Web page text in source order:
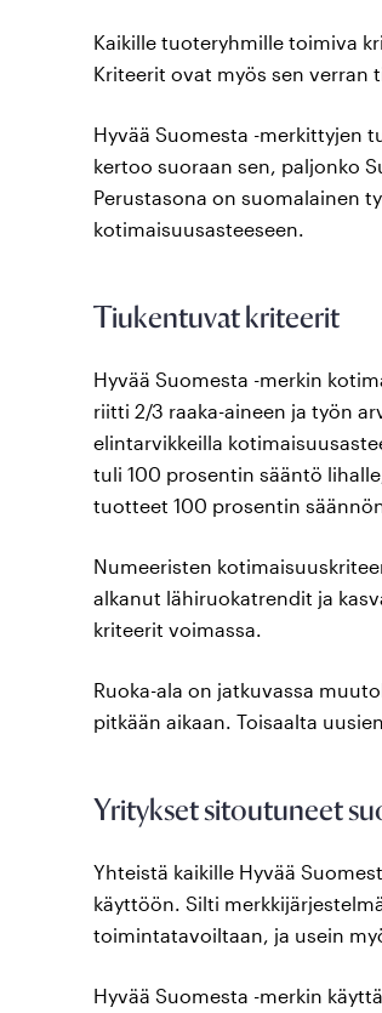
Kaikille tuoteryhmille toimiva
Kriteerit ovat myös sen verran
Hyvää Suomesta -merkittyjen
kertoo suoraan sen, paljonko
Perustasona on suomalainen
kotimaisuusasteeseen.
Tiukentuvat kriteerit
Hyvää Suomesta -merkin
riitti 2/3 raaka-aineen ja työn
elintarvikkeilla
tuli 100 prosentin sääntö
tuotteet 100 prosentin
Numeeristen
alkanut lähiruokatrendit ja
kriteerit voimassa.
Ruoka-ala on jatkuvassa
pitkään aikaan. Toisaalta
Yritykset sitoutuneet
Yhteistä kaikille Hyvää
käyttöön. Silti
toimintatavoiltaan, ja usein
Hyvää Suomesta -merkin